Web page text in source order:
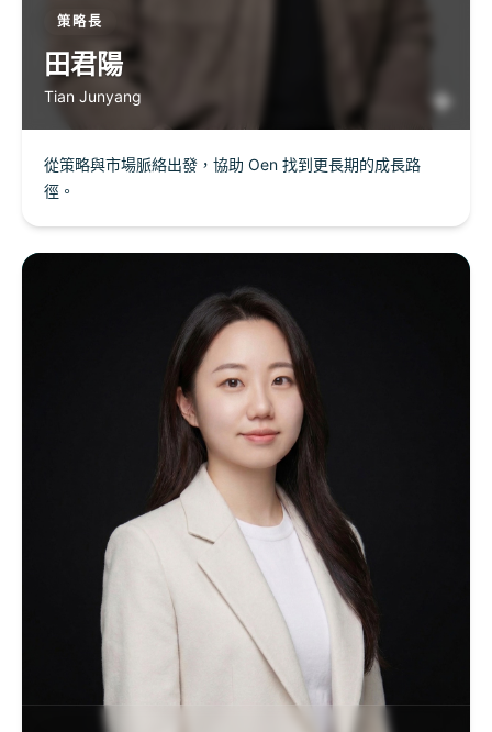
策略長
田君陽
Tian Junyang
從策略與市場脈絡出發，協助 Oen 找到更長期的成長路
徑。